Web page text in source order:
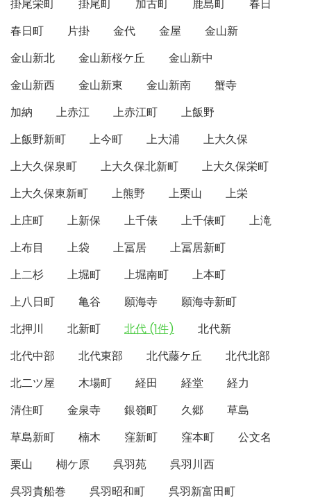
掛尾栄町 掛尾町 加古町 鹿島町
春日
春日町
片掛 金代 金屋
金山新
金山新北
金山新桜ケ丘
金山新中
金山新西
金山新東 金山新南
蟹寺
加納
上赤江 上赤江町
上飯野
上飯野新町
上今町 上大浦
上大久保
上大久保泉町
上大久保北新町
上大久保栄町
上大久保東新町
上熊野 上栗山
上栄
上庄町
上新保 上千俵 上千俵町
上滝
上布目
上袋 上冨居
上冨居新町
上二杉
上堀町 上堀南町
上本町
上八日町
亀谷 願海寺
願海寺新町
北押川
北新町 北代 (1件)
北代新
北代中部
北代東部 北代藤ケ丘
北代北部
北二ツ屋
木場町 経田 経堂
経力
清住町
金泉寺 銀嶺町 久郷
草島
草島新町
楠木 窪新町 窪本町
公文名
栗山
楜ケ原 呉羽苑
呉羽川西
呉羽貴船巻
呉羽昭和町
呉羽新富田町